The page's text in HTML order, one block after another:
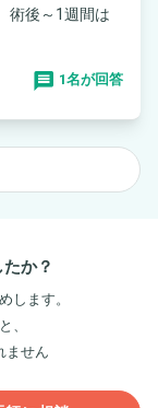
1名が回答
か？
します。
、
ません